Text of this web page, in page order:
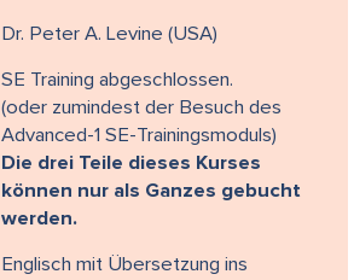
Dr. Peter A. Levine (USA)
SE Training abgeschlossen.
(oder zu­min­dest der Be­such des
Ad­vanced-1 SE-Trai­nings­mo­duls)
Die drei Teile dieses Kurses
können nur als Ganzes gebucht
werden.
Englisch mit Übersetzung ins